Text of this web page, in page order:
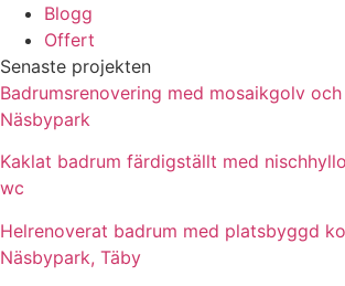
Blogg
Offert
Senaste projekten
Badrumsrenovering med mosaikgolv
Näsbypark
Kaklat badrum färdigställt med
wc
Helrenoverat badrum med platsbyggd
Näsbypark, Täby